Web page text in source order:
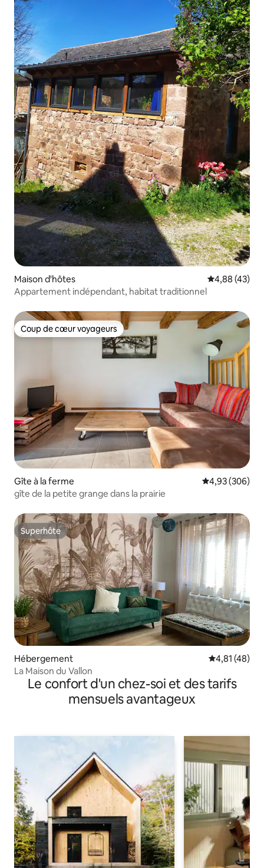
Maison d'hôtes Évaluation
4,88 (43)
Appartement indépendant, habitat traditionnel
Coup de cœur voyageurs
Coup de cœur voyageurs
Gîte à la ferme Évaluation
4,93 (306)
gîte de la petite grange dans la prairie
Superhôte
Superhôte
Hébergement Évaluation
4,81 (48)
La Maison du Vallon
Le confort d'un chez-soi et des tarifs
mensuels avantageux